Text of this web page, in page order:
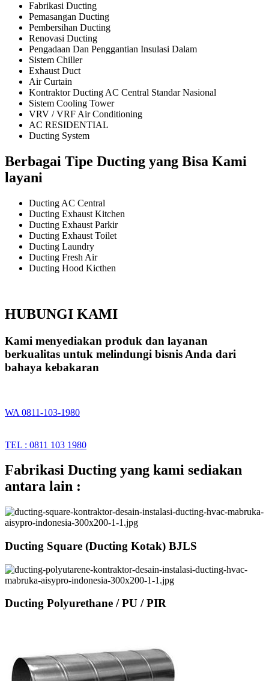
Fabrikasi Ducting
Pemasangan Ducting
Pembersihan Ducting
Renovasi Ducting
Pengadaan Dan Penggantian Insulasi Dalam
Sistem Chiller
Exhaust Duct
Air Curtain
Kontraktor Ducting AC Central Standar Nasional
Sistem Cooling Tower
VRV / VRF Air Conditioning
AC RESIDENTIAL
Ducting System
Berbagai Tipe Ducting yang Bisa Kami
layani
Ducting AC Central
Ducting Exhaust Kitchen
Ducting Exhaust Parkir
Ducting Exhaust Toilet
Ducting Laundry
Ducting Fresh Air
Ducting Hood Kicthen
HUBUNGI KAMI
Kami menyediakan produk dan layanan
berkualitas untuk melindungi bisnis Anda dari
bahaya kebakaran
WA 0811-103-1980
TEL : 0811 103 1980
Fabrikasi Ducting yang kami sediakan
antara lain :
Ducting Square (Ducting Kotak) BJLS
Ducting Polyurethane / PU / PIR